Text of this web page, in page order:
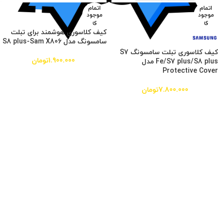
اتمام
موجود
ی
کیف کلاسوری تبلت سامسونگ S7
Fe/S7 plus/S8 plus مدل
Protective Cover
7.800.000تومان
اتمام
موجود
ی
کیف کلاسوری هوشمند برای تبلت
سامسونگ مدل S8 plus-Sam X806
1.900.000تومان